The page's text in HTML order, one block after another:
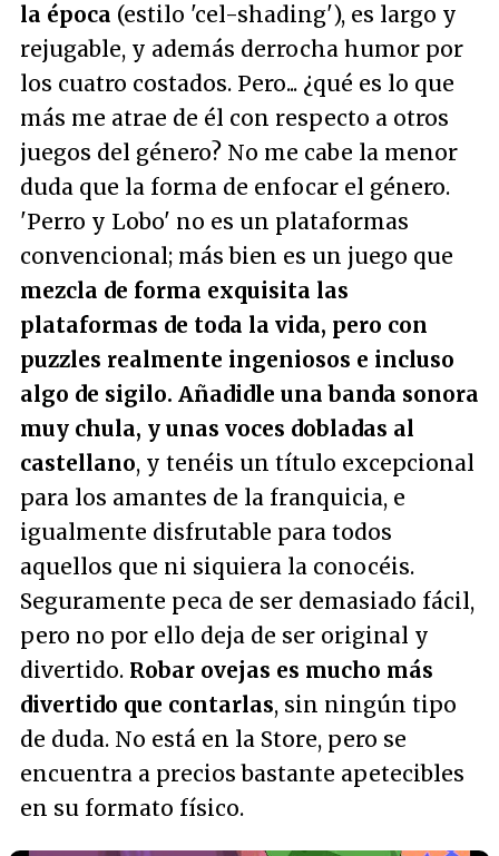
la época (estilo 'cel-shading'), es largo y
rejugable, y además derrocha humor por
los cuatro costados. Pero... ¿qué es lo que
más me atrae de él con respecto a otros
juegos del género? No me cabe la menor
duda que la forma de enfocar el género.
'Perro y Lobo' no es un plataformas
convencional; más bien es un juego que
mezcla de forma exquisita las
plataformas de toda la vida, pero con
puzzles realmente ingeniosos e incluso
algo de sigilo. Añadidle una banda sonora
muy chula, y unas voces dobladas al
castellano, y tenéis un título excepcional
para los amantes de la franquicia, e
igualmente disfrutable para todos
aquellos que ni siquiera la conocéis.
Seguramente peca de ser demasiado fácil,
pero no por ello deja de ser original y
divertido. Robar ovejas es mucho más
divertido que contarlas, sin ningún tipo
de duda. No está en la Store, pero se
encuentra a precios bastante apetecibles
en su formato físico.